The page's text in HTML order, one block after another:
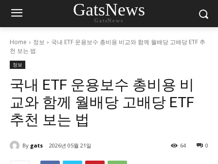
GatsNews
GatsNews
Home 정보
국내 ETF 운용보수 총비용 비교와 함께 월배당 고배당 ETF 추
천 보는 법
정보
국내 ETF 운용보수 총비용 비
교와 함께 월배당 고배당 ETF
추천 보는 법
By gats 2026년 05월 21일 0
64